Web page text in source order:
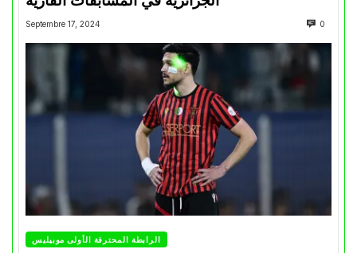
Septembre 17, 2024 0
الرابطة المحترفة الأولى موبيليس